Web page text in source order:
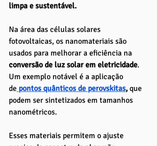
limpa e sustentável.
Na área das células solares
fotovoltaicas, os nanomateriais são
usados para melhorar a eficiência na
conversão de luz solar em eletricidade.
Um exemplo notável é a aplicação
de pontos quânticos de perovskitas, que
podem ser sintetizados em tamanhos
nanométricos.
Esses materiais permitem o ajuste